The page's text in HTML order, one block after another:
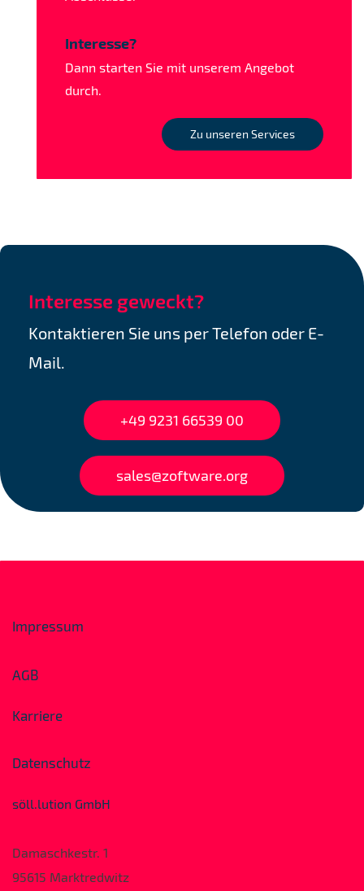
Interesse?
Dann starten Sie mit unserem Angebot
durch.
Zu unseren Services
Interesse geweckt?
Kontaktieren Sie uns per Telefon oder E-
Mail.
+49 9231 66539 00
sales@zoftware.org
Impressum
AGB
Karriere
Datenschutz
söll.lution GmbH
Damaschkestr. 1
95615 Marktredwitz